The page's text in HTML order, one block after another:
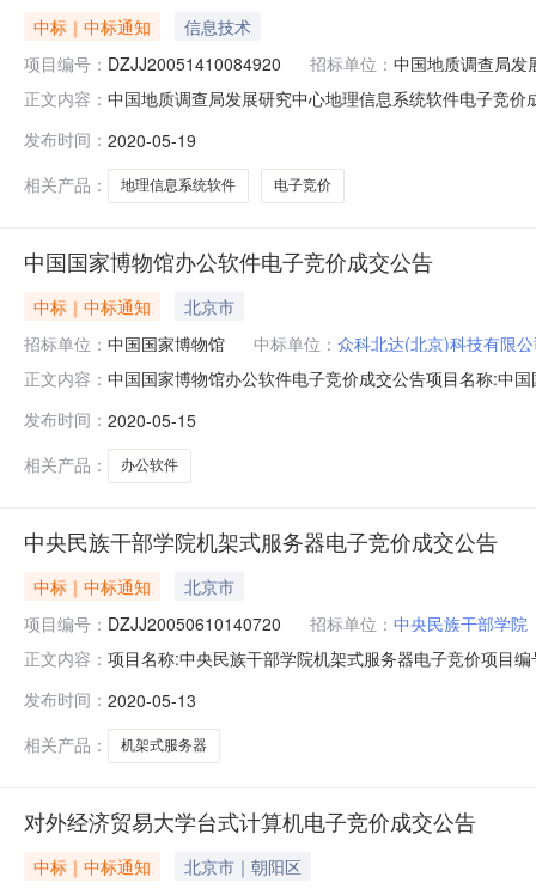
中标｜中标通知
信息技术
项目编号： DZJJ20051410084920 招标单位： 中国地质调查局发
正文内容： 中国地质调查局发展研究中心地理信息系统软件电子竞
项目预算(元)：600000.00联系人：王亮送货地点：北京
发布时间： 2020-05-19
相关产品：
地理信息系统软件 电子竞价
中国国家博物馆办公软件电子竞价成交公告
中标｜中标通知
北京市
招标单位： 中国国家博物馆 中标单位： 众科北达(北京)科技有限
正文内容： 中国国家博物馆办公软件电子竞价成交公告项目名称:中
同签订后3个日历日到货签约时间：成交公告发布后3个
发布时间： 2020-05-15
相关产品：
办公软件
中央民族干部学院机架式服务器电子竞价成交公告
中标｜中标通知
北京市
项目编号： DZJJ20050610140720 招标单位： 中央民族干部学院
正文内容： 项目名称:中央民族干部学院机架式服务器电子竞价项目
同签订后7个日历日到货签约时间：成交公告发布后3个
发布时间： 2020-05-13
相关产品：
机架式服务器
对外经济贸易大学台式计算机电子竞价成交公告
中标｜中标通知
北京市｜朝阳区